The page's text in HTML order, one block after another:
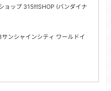
ョップ 315!!!SHOP (バンダイナ
ンシャインシティ ワールドイ